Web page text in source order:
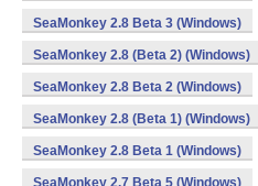
SeaMonkey 2.8 Beta 3 (Windows)
SeaMonkey 2.8 (Beta 2) (Windows)
SeaMonkey 2.8 Beta 2 (Windows)
SeaMonkey 2.8 (Beta 1) (Windows)
SeaMonkey 2.8 Beta 1 (Windows)
SeaMonkey 2.7 Beta 5 (Windows)